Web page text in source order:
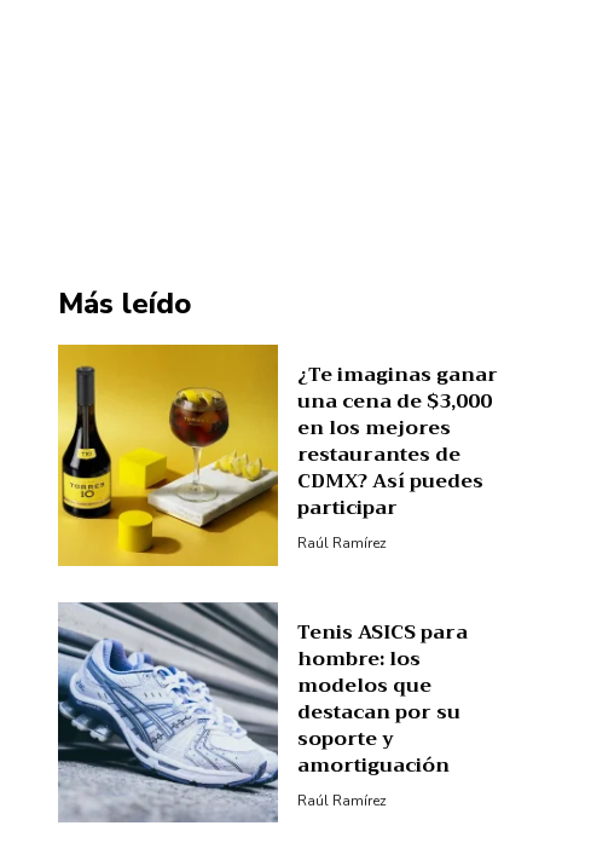
Más leído
¿Te imaginas ganar
una cena de $3,000
en los mejores
restaurantes de
CDMX? Así puedes
participar
Raúl Ramírez
Tenis ASICS para
hombre: los
modelos que
destacan por su
soporte y
amortiguación
Raúl Ramírez